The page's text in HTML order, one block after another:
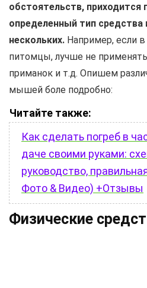
обстоятельств, приходится
определенный тип средства
нескольких. Например, если
питомцы, лучше не
приманок и т.д. Опишем
мышей боле подробно:
Читайте также:
Как сделать погреб в
даче своими руками:
руководство,
Фото & Видео) +Отзывы
Физические